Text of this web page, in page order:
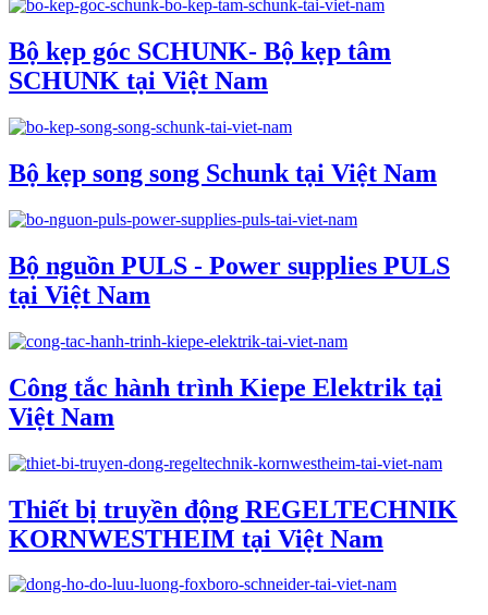
Bộ kẹp góc SCHUNK- Bộ kẹp tâm
SCHUNK tại Việt Nam
Bộ kẹp song song Schunk tại Việt Nam
Bộ nguồn PULS - Power supplies PULS
tại Việt Nam
Công tắc hành trình Kiepe Elektrik tại
Việt Nam
Thiết bị truyền động REGELTECHNIK
KORNWESTHEIM tại Việt Nam